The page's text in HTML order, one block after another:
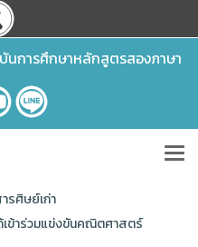
นการศึกษาหลักสูตรสองภาษา
รศิษย์เก่า
เข้าร่วมแข่งขันคณิตศาสตร์